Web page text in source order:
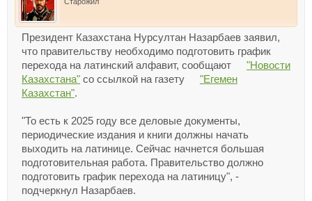
Президент Казахстана Нурсултан Назарбаев заявил,
что правительству необходимо подготовить график
перехода на латинский алфавит, сообщают
"Новости
Казахстана" со ссылкой на газету
"Егемен
Казахстан".
"То есть к 2025 году все деловые документы,
периодические издания и книги должны начать
выходить на латинице. Сейчас начнется большая
подготовительная работа. Правительство должно
подготовить график перехода на латиницу", -
подчеркнул Назарбаев.